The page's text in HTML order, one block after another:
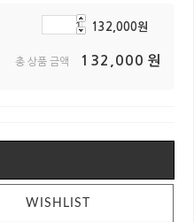
132,000원
총 상품 금액 132,000 원
WISHLIST